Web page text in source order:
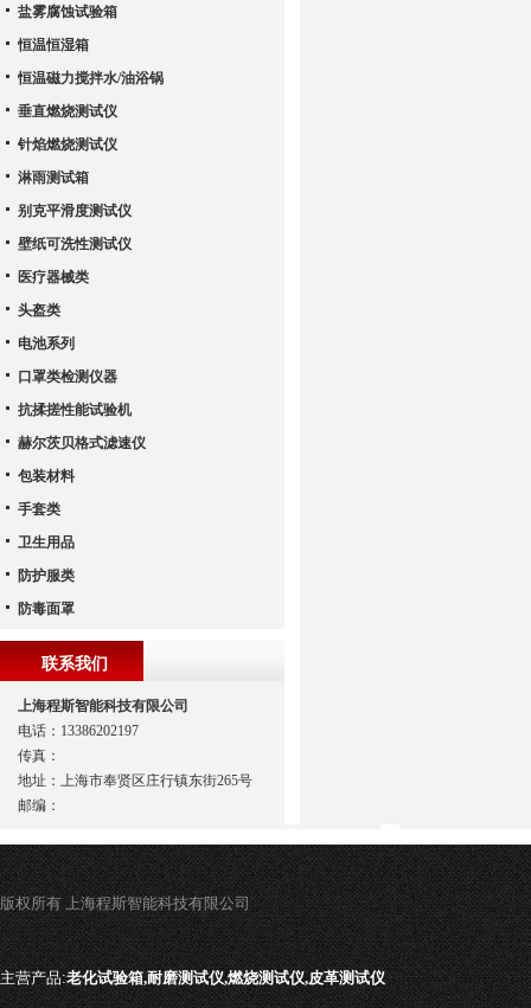
盐雾腐蚀试验箱
恒温恒湿箱
恒温磁力搅拌水/油浴锅
垂直燃烧测试仪
针焰燃烧测试仪
淋雨测试箱
别克平滑度测试仪
壁纸可洗性测试仪
医疗器械类
头盔类
电池系列
口罩类检测仪器
抗揉搓性能试验机
赫尔茨贝格式滤速仪
包装材料
手套类
卫生用品
防护服类
防毒面罩
联系我们
上海程斯智能科技有限公司
电话：13386202197
传真：
地址：上海市奉贤区庄行镇东街265号
邮编：
版权所有 上海程斯智能科技有限公司
主营产品:老化试验箱,耐磨测试仪,燃烧测试仪,皮革测试仪